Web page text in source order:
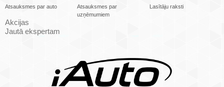
Atsauksmes par auto
Atsauksmes par
uzņēmumiem
Lasītāju raksti
Akcijas
Jautā ekspertam